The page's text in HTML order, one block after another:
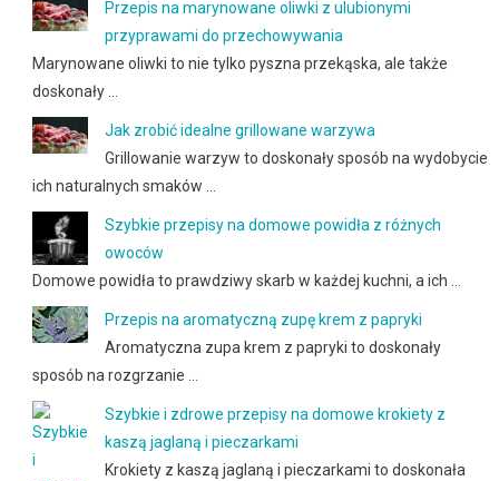
Przepis na marynowane oliwki z ulubionymi
przyprawami do przechowywania
Marynowane oliwki to nie tylko pyszna przekąska, ale także
doskonały …
Jak zrobić idealne grillowane warzywa
Grillowanie warzyw to doskonały sposób na wydobycie
ich naturalnych smaków …
Szybkie przepisy na domowe powidła z różnych
owoców
Domowe powidła to prawdziwy skarb w każdej kuchni, a ich …
Przepis na aromatyczną zupę krem z papryki
Aromatyczna zupa krem z papryki to doskonały
sposób na rozgrzanie …
Szybkie i zdrowe przepisy na domowe krokiety z
kaszą jaglaną i pieczarkami
Krokiety z kaszą jaglaną i pieczarkami to doskonała